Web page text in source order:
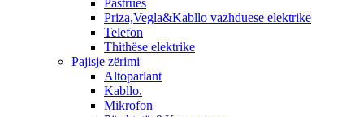
Priza,Vegla&Kabllo vazhduese elektrike
Telefon
Thithëse elektrike
Pajisje zërimi
Altoparlant
Kabllo.
Mikrofon